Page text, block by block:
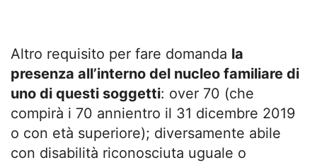
Altro requisito per fare domanda la
presenza all’interno del nucleo familiare di
uno di questi soggetti: over 70 (che
compirà i 70 annientro il 31 dicembre 2019
o con età superiore); diversamente abile
con disabilità riconosciuta uguale o